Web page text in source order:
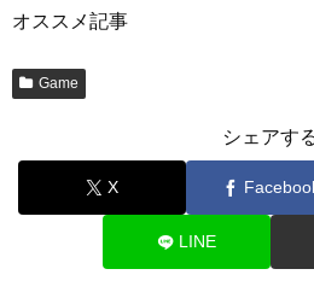
オススメ記事
Game
シェアす
X
LINE